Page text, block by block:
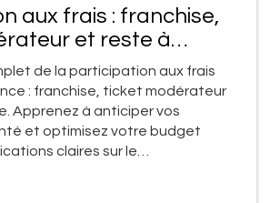
aux frais : franchise,
et reste à
de la participation aux frais
: franchise, ticket modérateur
Apprenez à anticiper vos
et optimisez votre budget
claires sur le
la Sécurité Sociale et de la